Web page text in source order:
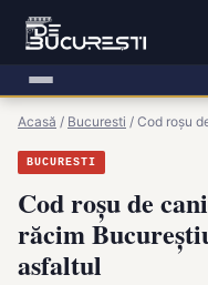
Acasă / Bucuresti / Cod roșu
BUCURESTI
Cod roșu de
răcim
asfaltul